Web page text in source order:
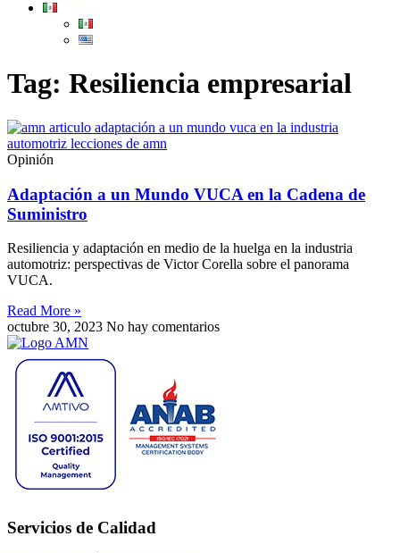
Tag: Resiliencia empresarial
Opinión
Adaptación a un Mundo VUCA en la Cadena de
Suministro
Resiliencia y adaptación en medio de la huelga en la industria
automotriz: perspectivas de Victor Corella sobre el panorama
VUCA.
Read More »
octubre 30, 2023 No hay comentarios
Servicios de Calidad